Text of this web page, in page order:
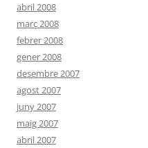
abril 2008
març 2008
febrer 2008
gener 2008
desembre 2007
agost 2007
juny 2007
maig 2007
abril 2007